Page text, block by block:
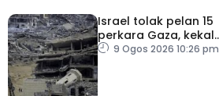
Israel tolak pelan 15
perkara Gaza, kekal
desak Hamas lucut
9 Ogos 2026 10:26 pm